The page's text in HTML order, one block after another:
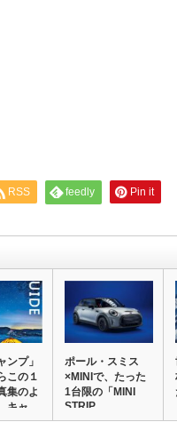
RSS feedly Pin it
ンプ」
この１
集のよ
キャ
ポール・スミス
×MINIで、たった
1台限の「MINI
STRIP…